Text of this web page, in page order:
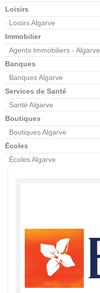
Loisirs
Loisirs Algarve
Immobilier
Agents Immobiliers - Algarve
Banques
Banques Algarve
Services de Santé
Santé Algarve
Boutiques
Boutiques Algarve
Écoles
Écoles Algarve